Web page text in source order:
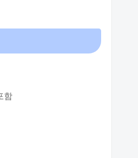
함